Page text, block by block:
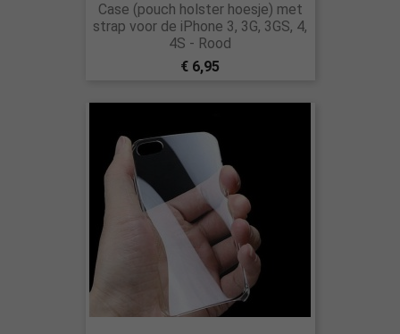
Case (pouch holster hoesje) met
strap voor de iPhone 3, 3G, 3GS, 4,
4S - Rood
€ 6,95